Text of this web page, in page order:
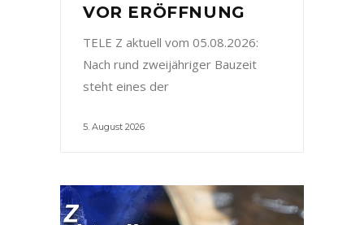
VOR ERÖFFNUNG
TELE Z aktuell vom 05.08.2026:
Nach rund zweijähriger Bauzeit
steht eines der
5. August 2026